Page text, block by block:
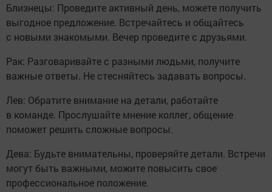
Близнецы: Проведите активный день, можете получить
выгодное предложение. Встречайтесь и общайтесь
с новыми знакомыми. Вечер проведите с друзьями.
Рак: Разговаривайте с разными людьми, получите
важные ответы. Не стесняйтесь задавать вопросы.
Лев: Обратите внимание на детали, работайте
в команде. Прослушайте мнение коллег, общение
поможет решить сложные вопросы.
Дева: Будьте внимательны, проверяйте детали. Встречи
могут быть важными, можите повысить свое
профессиональное положение.